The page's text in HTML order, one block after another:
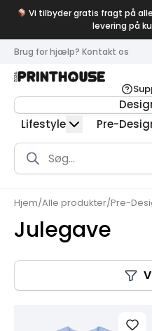
Vi tilbyder gratis fragt på
levering på
Brug for hjælp? Kontakt os
Lifestyle
Pre-
Products
search
Hjem/Alle produkter/Pre-
Julegave